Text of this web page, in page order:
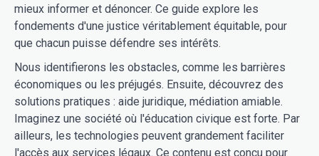
mieux informer et dénoncer. Ce guide explore les
fondements d'une justice véritablement équitable, pour
que chacun puisse défendre ses intérêts.
Nous identifierons les obstacles, comme les barrières
économiques ou les préjugés. Ensuite, découvrez des
solutions pratiques : aide juridique, médiation amiable.
Imaginez une société où l'éducation civique est forte. Par
ailleurs, les technologies peuvent grandement faciliter
l'accès aux services légaux. Ce contenu est conçu pour